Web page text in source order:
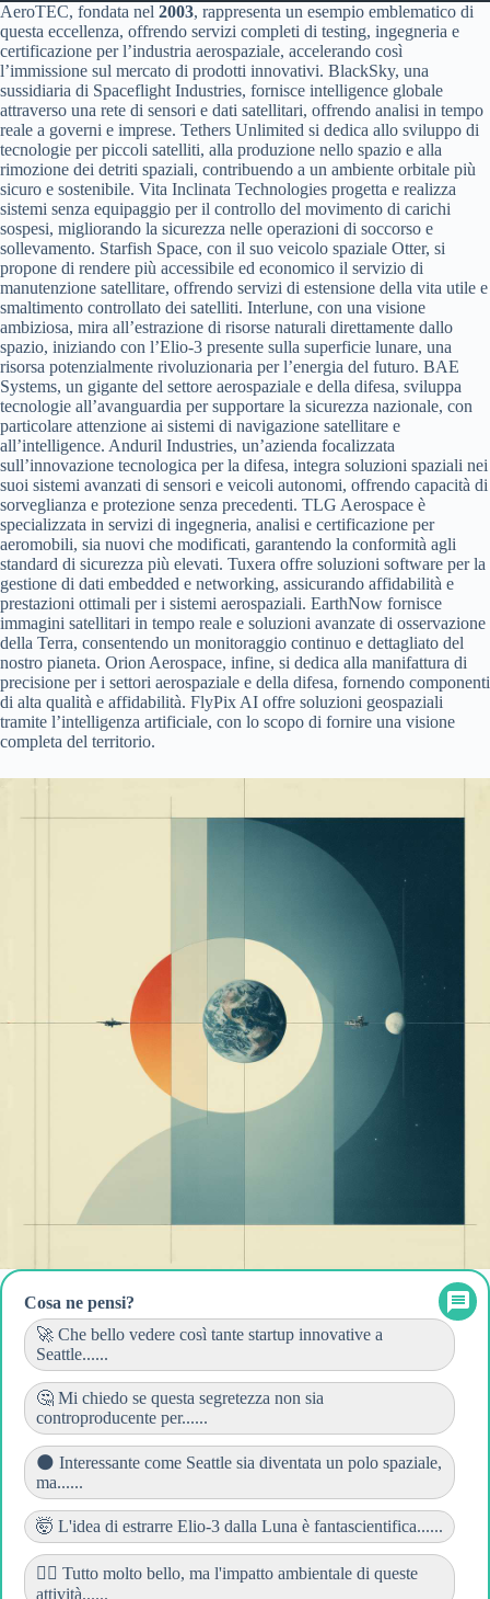
AeroTEC, fondata nel 2003, rappresenta un esempio emblematico di
questa eccellenza, offrendo servizi completi di testing, ingegneria e
certificazione per l’industria aerospaziale, accelerando così
l’immissione sul mercato di prodotti innovativi. BlackSky, una
sussidiaria di Spaceflight Industries, fornisce intelligence globale
attraverso una rete di sensori e dati satellitari, offrendo analisi in tempo
reale a governi e imprese. Tethers Unlimited si dedica allo sviluppo di
tecnologie per piccoli satelliti, alla produzione nello spazio e alla
rimozione dei detriti spaziali, contribuendo a un ambiente orbitale più
sicuro e sostenibile. Vita Inclinata Technologies progetta e realizza
sistemi senza equipaggio per il controllo del movimento di carichi
sospesi, migliorando la sicurezza nelle operazioni di soccorso e
sollevamento. Starfish Space, con il suo veicolo spaziale Otter, si
propone di rendere più accessibile ed economico il servizio di
manutenzione satellitare, offrendo servizi di estensione della vita utile e
smaltimento controllato dei satelliti. Interlune, con una visione
ambiziosa, mira all’estrazione di risorse naturali direttamente dallo
spazio, iniziando con l’Elio-3 presente sulla superficie lunare, una
risorsa potenzialmente rivoluzionaria per l’energia del futuro. BAE
Systems, un gigante del settore aerospaziale e della difesa, sviluppa
tecnologie all’avanguardia per supportare la sicurezza nazionale, con
particolare attenzione ai sistemi di navigazione satellitare e
all’intelligence. Anduril Industries, un’azienda focalizzata
sull’innovazione tecnologica per la difesa, integra soluzioni spaziali nei
suoi sistemi avanzati di sensori e veicoli autonomi, offrendo capacità di
sorveglianza e protezione senza precedenti. TLG Aerospace è
specializzata in servizi di ingegneria, analisi e certificazione per
aeromobili, sia nuovi che modificati, garantendo la conformità agli
standard di sicurezza più elevati. Tuxera offre soluzioni software per la
gestione di dati embedded e networking, assicurando affidabilità e
prestazioni ottimali per i sistemi aerospaziali. EarthNow fornisce
immagini satellitari in tempo reale e soluzioni avanzate di osservazione
della Terra, consentendo un monitoraggio continuo e dettagliato del
nostro pianeta. Orion Aerospace, infine, si dedica alla manifattura di
precisione per i settori aerospaziale e della difesa, fornendo componenti
di alta qualità e affidabilità. FlyPix AI offre soluzioni geospaziali
tramite l’intelligenza artificiale, con lo scopo di fornire una visione
completa del territorio.
Cosa ne pensi?
🚀 Che bello vedere così tante startup innovative a
Seattle......
🤔 Mi chiedo se questa segretezza non sia
controproducente per......
🌑 Interessante come Seattle sia diventata un polo spaziale,
ma......
🤯 L'idea di estrarre Elio-3 dalla Luna è fantascientifica......
👎🏻 Tutto molto bello, ma l'impatto ambientale di queste
attività......